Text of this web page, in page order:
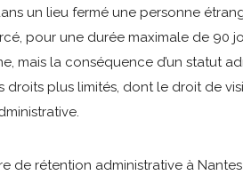
un lieu fermé une personne
pour une durée maximale de 90
mais la conséquence d’un statut
droits plus limités, dont le droit de
de rétention administrative à